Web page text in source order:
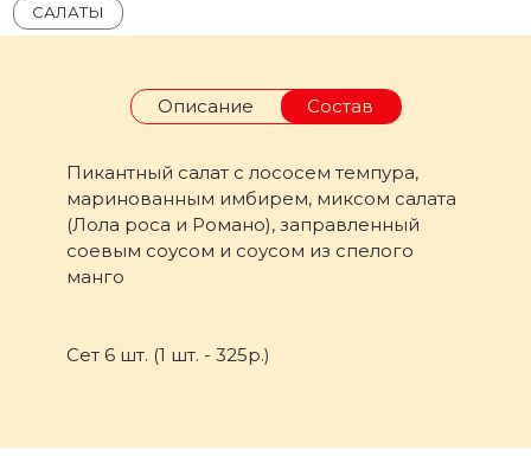
САЛАТЫ
Описание Состав
Пикантный салат с лососем темпура,
маринованным имбирем, миксом салата
(Лола роса и Романо), заправленный
соевым соусом и соусом из спелого
манго
Сет 6 шт. (1 шт. - 325р.)